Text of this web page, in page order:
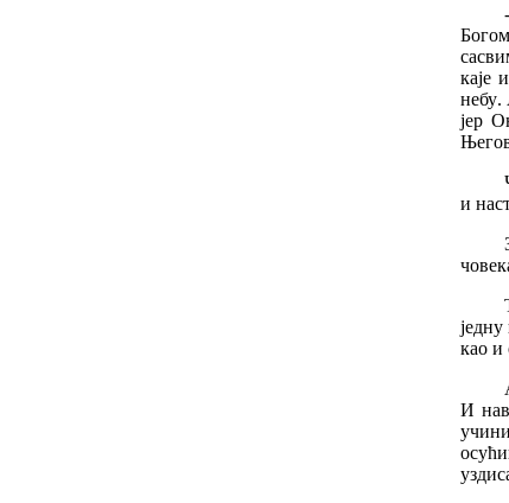
-
Богом
каје и
небу.
јер
и
једну
као и
И
учини